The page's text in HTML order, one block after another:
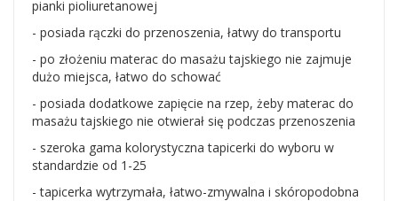
pianki pioliuretanowej
- posiada rączki do przenoszenia, łatwy do transportu
- po złożeniu materac do masażu tajskiego nie zajmuje
dużo miejsca, łatwo do schować
- posiada dodatkowe zapięcie na rzep, żeby materac do
masażu tajskiego nie otwierał się podczas przenoszenia
- szeroka gama kolorystyczna tapicerki do wyboru w
standardzie od 1-25
- tapicerka wytrzymała, łatwo-zmywalna i skóropodobna